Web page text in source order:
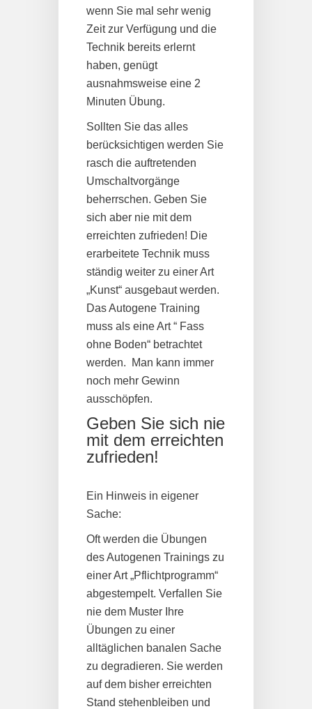
wenn Sie mal sehr wenig
Zeit zur Verfügung und die
Technik bereits erlernt
haben, genügt
ausnahmsweise eine 2
Minuten Übung.
Sollten Sie das alles
berücksichtigen werden Sie
rasch die auftretenden
Umschaltvorgänge
beherrschen. Geben Sie
sich aber nie mit dem
erreichten zufrieden! Die
erarbeitete Technik muss
ständig weiter zu einer Art
„Kunst“ ausgebaut werden.
Das Autogene Training
muss als eine Art “ Fass
ohne Boden“ betrachtet
werden. Man kann immer
noch mehr Gewinn
ausschöpfen.
Geben Sie sich nie
mit dem erreichten
zufrieden!
Ein Hinweis in eigener
Sache:
Oft werden die Übungen
des Autogenen Trainings zu
einer Art „Pflichtprogramm“
abgestempelt. Verfallen Sie
nie dem Muster Ihre
Übungen zu einer
alltäglichen banalen Sache
zu degradieren. Sie werden
auf dem bisher erreichten
Stand stehenbleiben und